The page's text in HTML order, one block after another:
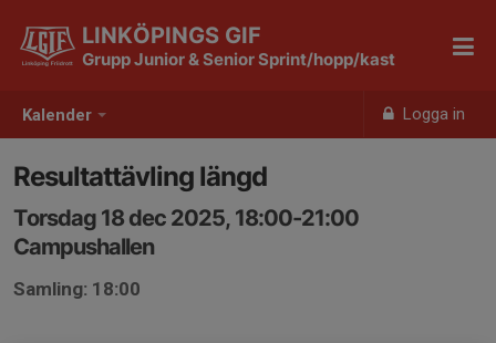
Kalender Logga in
LINKÖPINGS GIF
Grupp Junior & Senior Sprint/hopp/kast
Resultattävling längd
Torsdag 18 dec 2025, 18:00-21:00
Campushallen
Samling: 18:00